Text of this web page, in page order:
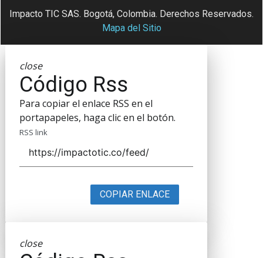
Impacto TIC SAS. Bogotá, Colombia. Derechos Reservados.
Mapa del Sitio
close
Código Rss
Para copiar el enlace RSS en el
portapapeles, haga clic en el botón.
RSS link
COPIAR ENLACE
close